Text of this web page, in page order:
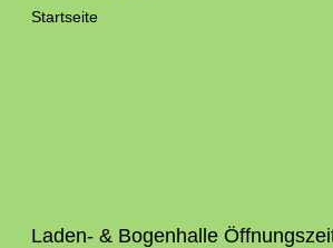
Startseite
Laden- & Bogenhalle